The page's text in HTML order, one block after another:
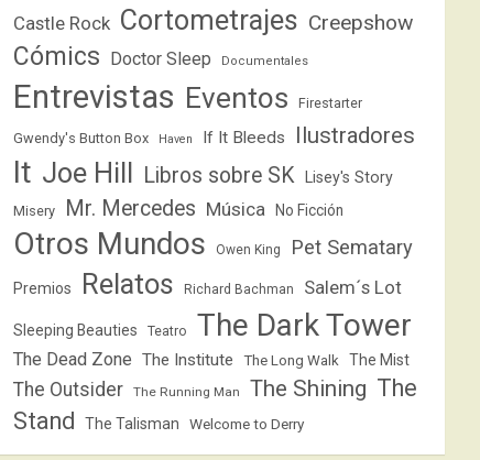
Castle Rock Cortometrajes Creepshow
Cómics Doctor Sleep Documentales
Entrevistas Eventos Firestarter
Gwendy's Button Box Haven If It Bleeds Ilustradores
It Joe Hill Libros sobre SK Lisey's Story
Misery Mr. Mercedes Música No Ficción
Otros Mundos Owen King Pet Sematary
Premios Relatos Richard Bachman Salem´s Lot
Sleeping Beauties Teatro The Dark Tower
The Dead Zone The Institute The Long Walk The Mist
The Outsider The Running Man The Shining The
Stand
The Talisman Welcome to Derry